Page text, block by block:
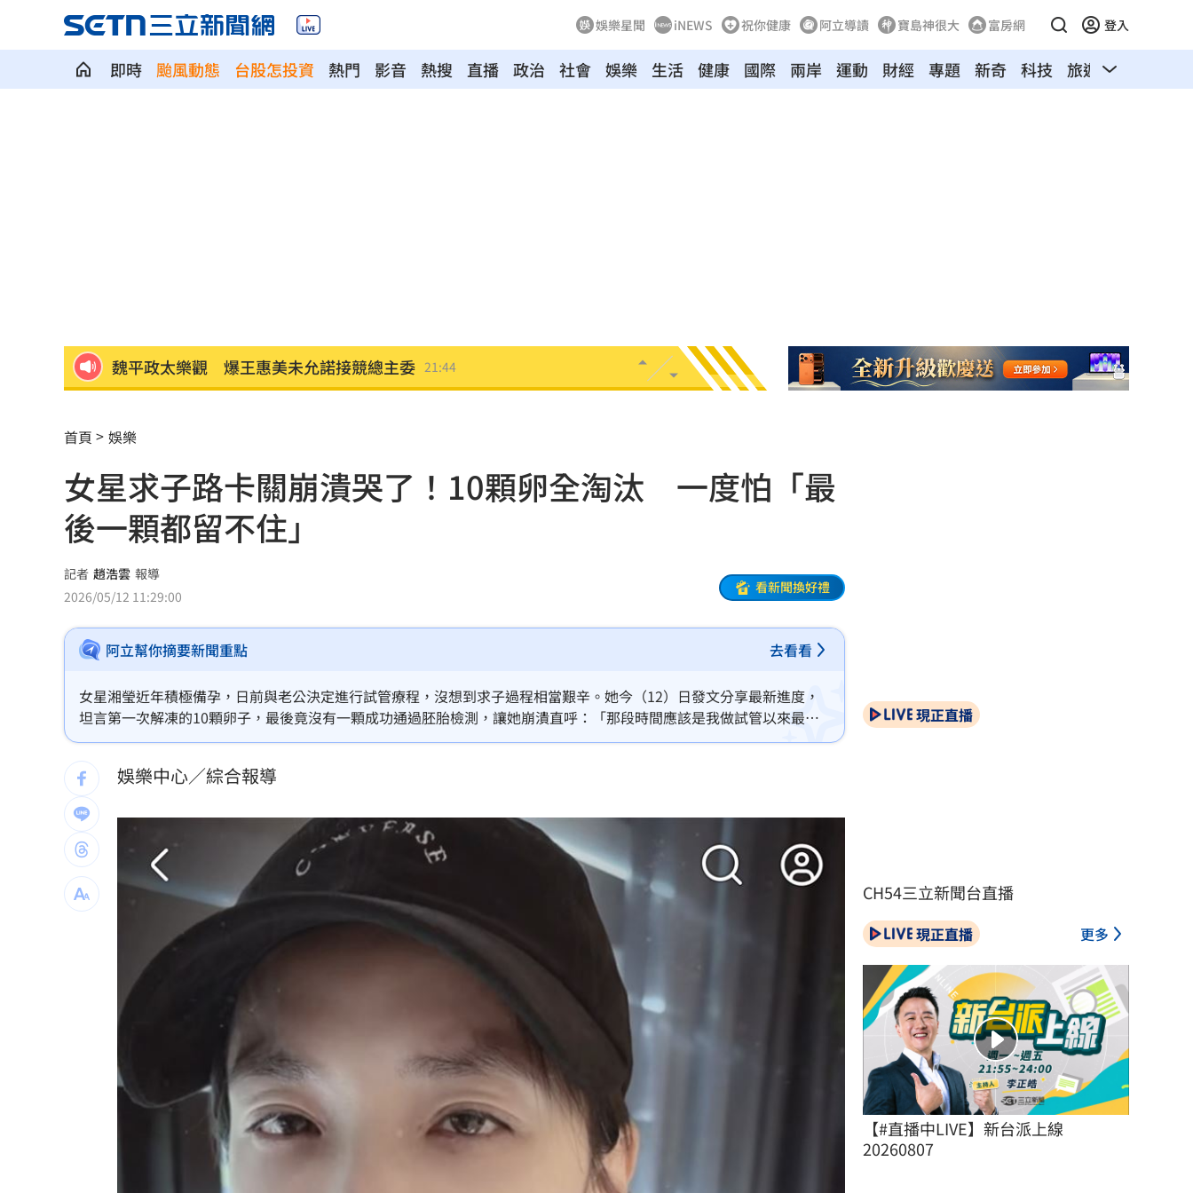
娛樂星聞 iNEWS 祝你健康 阿立導讀 寶島神很大 富房網 登入
即時 颱風動態 台股怎投資 熱門 影音 熱搜 直播 政治 社會 娛樂 生活 健康 國際 兩岸 運動 財經 專題 新奇 科技 旅遊 汽車
川普喊戰爭快結束 美股漲、台指期衝45000 21:42
減碳行動開跑！台新新光金控淨零論壇登場 21:36
合體沈伯洋 「過來人」陳時中送3叮嚀
兆基債務風暴！前董座李建成遭當庭逮補
小刀婚姻告終 昔砸百萬辦婚禮找連戰證婚
布雷克6局0失分 陳傑憲猛打率統一退富邦 21:26
交往3個月閃婚 姜厚任女友前夫身分曝光 21:25
U17男排世界賽移地訓練 主委加碼加菜金
律師+假慈濟青年吸金10億 豪宅飄鮑魚味 21:25
黃仁勳加持CPO族群狂飆！專家曝黃金買點 21:19
人妻問婆婆住院該扛嗎？網搖頭：輪不到你 21:19
台灣彩券開獎直播中
LIVE三立+24小時直播 15:27
三立iNEWS新聞台線上直播
商場戰國來臨 台中「頂奢大道」逐漸成形 12:00
台彩父親節推新刮刮樂千萬頭獎超「爸」氣 12:00
「拍片人的多重宇宙」職涯論壇9/12登場！ 10:30
首頁 娛樂
女星求子路卡關崩潰哭了！10顆卵全淘汰 一度怕「最
後一顆都留不住」
記者 趙浩雲 報導
2026/05/12 11:29:00
看新聞換好禮
阿立幫你摘要新聞重點 去看看
女星湘瑩近年積極備孕，日前與老公決定進行試管療程，沒想到求子過程相當艱辛。她今（12）日發文分享最新進度，
坦言第一次解凍的10顆卵子，最後竟沒有一顆成功通過胚胎檢測，讓她崩潰直呼：「那段時間應該是我做試管以來最難
熬的時候。」
娛樂中心／綜合報導
現正直播
CH54三立新聞台直播
現正直播 更多
【#直播中LIVE】新台派上線
20260807